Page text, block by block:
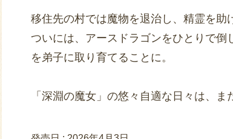
移住先の村では魔物を退治し、精霊を助
ついには、アースドラゴンをひとりで倒
を弟子に取り育てることに。
「深淵の魔女」の悠々自適な日々は、